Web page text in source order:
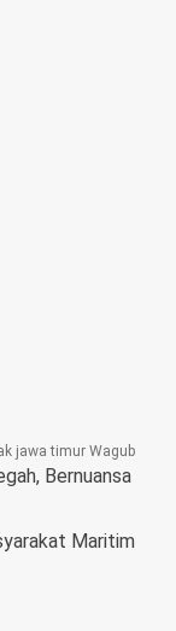
jawa timur Wagub
Bernuansa
Maritim